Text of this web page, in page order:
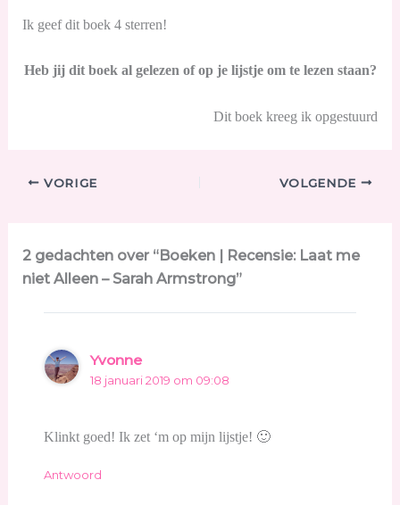
Ik geef dit boek 4 sterren!
Heb jij dit boek al gelezen of op je lijstje om te lezen staan?
Dit boek kreeg ik opgestuurd
VORIGE VOLGENDE
2 gedachten over “Boeken | Recensie: Laat me
niet Alleen – Sarah Armstrong”
Yvonne
18 januari 2019 om 09:08
Klinkt goed! Ik zet ‘m op mijn lijstje! 🙂
Antwoord